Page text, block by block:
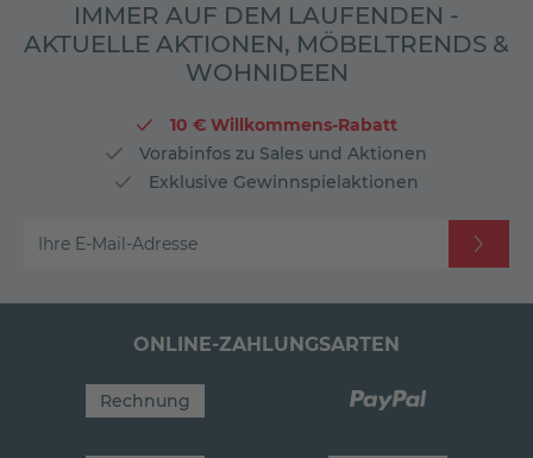
IMMER AUF DEM LAUFENDEN -
AKTUELLE AKTIONEN, MÖBELTRENDS &
WOHNIDEEN
10 € Willkommens-Rabatt
Vorabinfos zu Sales und Aktionen
Exklusive Gewinnspielaktionen
Ihre E-Mail-Adresse
ONLINE-ZAHLUNGSARTEN
Rechnung